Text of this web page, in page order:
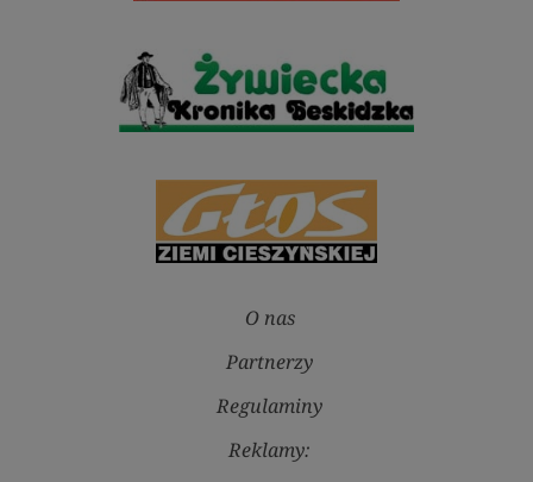
O nas
Partnerzy
Regulaminy
Reklamy: